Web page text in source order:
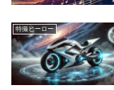
特撮ヒーロー